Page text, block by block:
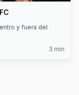
y fuera del
3 min